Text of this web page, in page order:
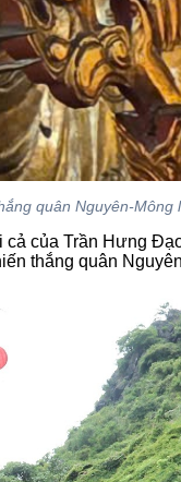
quân Nguyên-
của Trần Hưng
thắng quân